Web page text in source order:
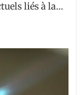
liés à la…